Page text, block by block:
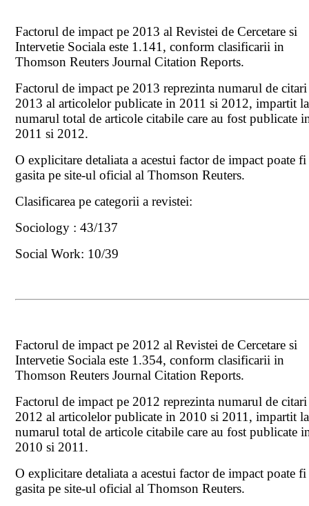
Factorul de impact pe 2013 al Revistei de Cercetare si
Intervetie Sociala este 1.141, conform clasificarii in
Thomson Reuters Journal Citation Reports.
Factorul de impact pe 2013 reprezinta numarul de
2013 al articolelor publicate in 2011 si 2012, impartit la
numarul total de articole citabile care au fost publicate
2011 si 2012.
O explicitare detaliata a acestui factor de impact poate fi
gasita pe site-ul oficial al Thomson Reuters.
Clasificarea pe categorii a revistei:
Sociology : 43/137
Social Work: 10/39
Factorul de impact pe 2012 al Revistei de Cercetare si
Intervetie Sociala este 1.354, conform clasificarii in
Thomson Reuters Journal Citation Reports.
Factorul de impact pe 2012 reprezinta numarul de
2012 al articolelor publicate in 2010 si 2011, impartit la
numarul total de articole citabile care au fost publicate
2010 si 2011.
O explicitare detaliata a acestui factor de impact poate fi
gasita pe site-ul oficial al Thomson Reuters.